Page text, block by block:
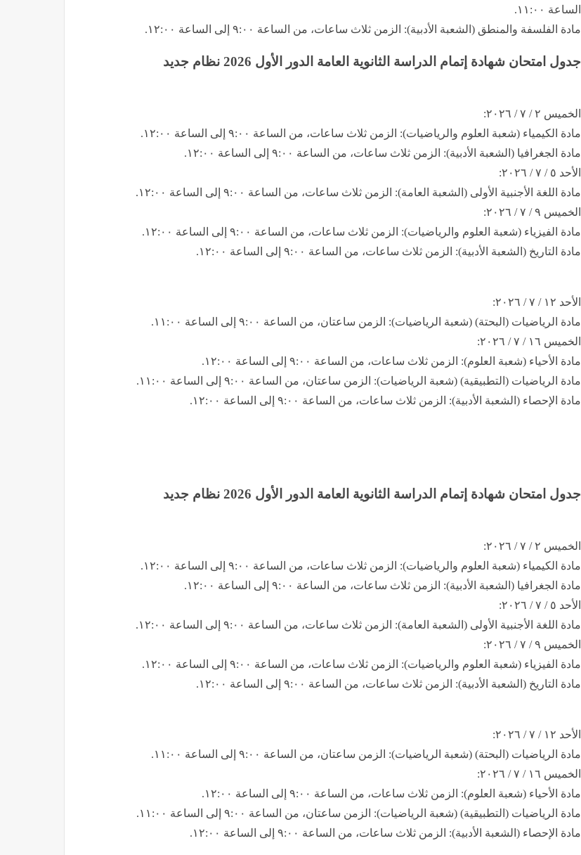
الساعة ١١:٠٠.
​مادة الفلسفة والمنطق (الشعبة الأدبية): الزمن ثلاث ساعات، من الساعة ٩:٠٠ إلى الساعة ١٢:٠٠.
جدول امتحان شهادة إتمام الدراسة الثانوية العامة ​الدور الأول 2026 نظام جديد
​الخميس ٢ / ٧ / ٢٠٢٦:
​مادة الكيمياء (شعبة العلوم والرياضيات): الزمن ثلاث ساعات، من الساعة ٩:٠٠ إلى الساعة ١٢:٠٠.
​مادة الجغرافيا (الشعبة الأدبية): الزمن ثلاث ساعات، من الساعة ٩:٠٠ إلى الساعة ١٢:٠٠.
​الأحد ٥ / ٧ / ٢٠٢٦:
​مادة اللغة الأجنبية الأولى (الشعبة العامة): الزمن ثلاث ساعات، من الساعة ٩:٠٠ إلى الساعة ١٢:٠٠.
​الخميس ٩ / ٧ / ٢٠٢٦:
​مادة الفيزياء (شعبة العلوم والرياضيات): الزمن ثلاث ساعات، من الساعة ٩:٠٠ إلى الساعة ١٢:٠٠.
​مادة التاريخ (الشعبة الأدبية): الزمن ثلاث ساعات، من الساعة ٩:٠٠ إلى الساعة ١٢:٠٠.
​الأحد ١٢ / ٧ / ٢٠٢٦:
​مادة الرياضيات (البحتة) (شعبة الرياضيات): الزمن ساعتان، من الساعة ٩:٠٠ إلى الساعة ١١:٠٠.
​الخميس ١٦ / ٧ / ٢٠٢٦:
​مادة الأحياء (شعبة العلوم): الزمن ثلاث ساعات، من الساعة ٩:٠٠ إلى الساعة ١٢:٠٠.
​مادة الرياضيات (التطبيقية) (شعبة الرياضيات): الزمن ساعتان، من الساعة ٩:٠٠ إلى الساعة ١١:٠٠.
​مادة الإحصاء (الشعبة الأدبية): الزمن ثلاث ساعات، من الساعة ٩:٠٠ إلى الساعة ١٢:٠٠.
جدول امتحان شهادة إتمام الدراسة الثانوية العامة ​الدور الأول 2026 نظام جديد
​الخميس ٢ / ٧ / ٢٠٢٦:
​مادة الكيمياء (شعبة العلوم والرياضيات): الزمن ثلاث ساعات، من الساعة ٩:٠٠ إلى الساعة ١٢:٠٠.
​مادة الجغرافيا (الشعبة الأدبية): الزمن ثلاث ساعات، من الساعة ٩:٠٠ إلى الساعة ١٢:٠٠.
​الأحد ٥ / ٧ / ٢٠٢٦:
​مادة اللغة الأجنبية الأولى (الشعبة العامة): الزمن ثلاث ساعات، من الساعة ٩:٠٠ إلى الساعة ١٢:٠٠.
​الخميس ٩ / ٧ / ٢٠٢٦:
​مادة الفيزياء (شعبة العلوم والرياضيات): الزمن ثلاث ساعات، من الساعة ٩:٠٠ إلى الساعة ١٢:٠٠.
​مادة التاريخ (الشعبة الأدبية): الزمن ثلاث ساعات، من الساعة ٩:٠٠ إلى الساعة ١٢:٠٠.
​الأحد ١٢ / ٧ / ٢٠٢٦:
​مادة الرياضيات (البحتة) (شعبة الرياضيات): الزمن ساعتان، من الساعة ٩:٠٠ إلى الساعة ١١:٠٠.
​الخميس ١٦ / ٧ / ٢٠٢٦:
​مادة الأحياء (شعبة العلوم): الزمن ثلاث ساعات، من الساعة ٩:٠٠ إلى الساعة ١٢:٠٠.
​مادة الرياضيات (التطبيقية) (شعبة الرياضيات): الزمن ساعتان، من الساعة ٩:٠٠ إلى الساعة ١١:٠٠.
​مادة الإحصاء (الشعبة الأدبية): الزمن ثلاث ساعات، من الساعة ٩:٠٠ إلى الساعة ١٢:٠٠.